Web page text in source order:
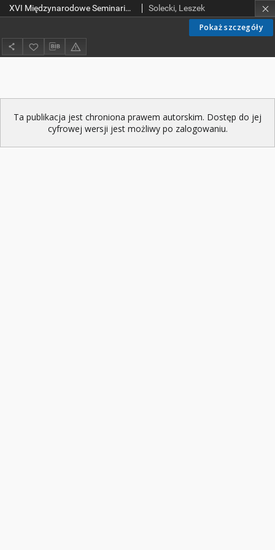
Pokaż szczegóły
XVI Międzynarodowe Seminarium Ergonomii, Bezpieczeństwa i Higieny Pracy w Rolnictwie "Ocena ryzyka zawodowego w rolnictwie" Solecki, Leszek
Ta publikacja jest chroniona prawem autorskim. Dostęp do jej
cyfrowej wersji jest możliwy po zalogowaniu.